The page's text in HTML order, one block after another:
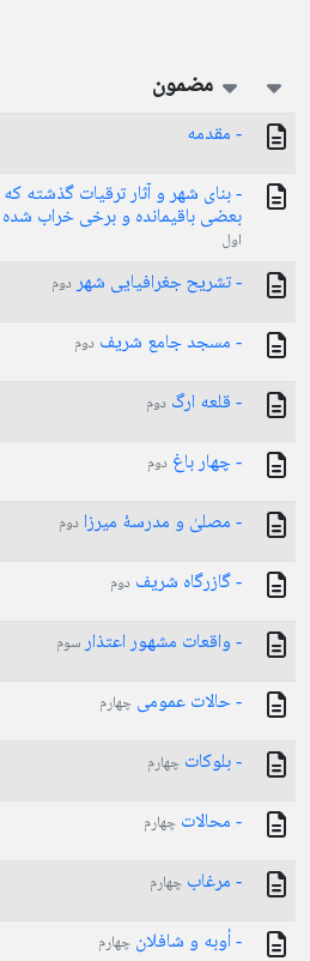
مضمون
- مقدمه
- بنای شهر و آثار ترقیات گذشته که
بعضی باقیمانده و برخی خراب شده
اول
- تشریح جغرافیایی شهردوم
- مسجد جامع شریف دوم
- قلعه ارگ دوم
- چهار باغ دوم
- مصلیٰ و مدرسۀ میرزا دوم
- گازرگاه شریف دوم
- واقعات مشهور اعتذارسوم
- حالات عمومی چهارم
- بلوكات چهارم
- محالات چهارم
- مرغاب چهارم
- اُوبه و شافلان چهارم